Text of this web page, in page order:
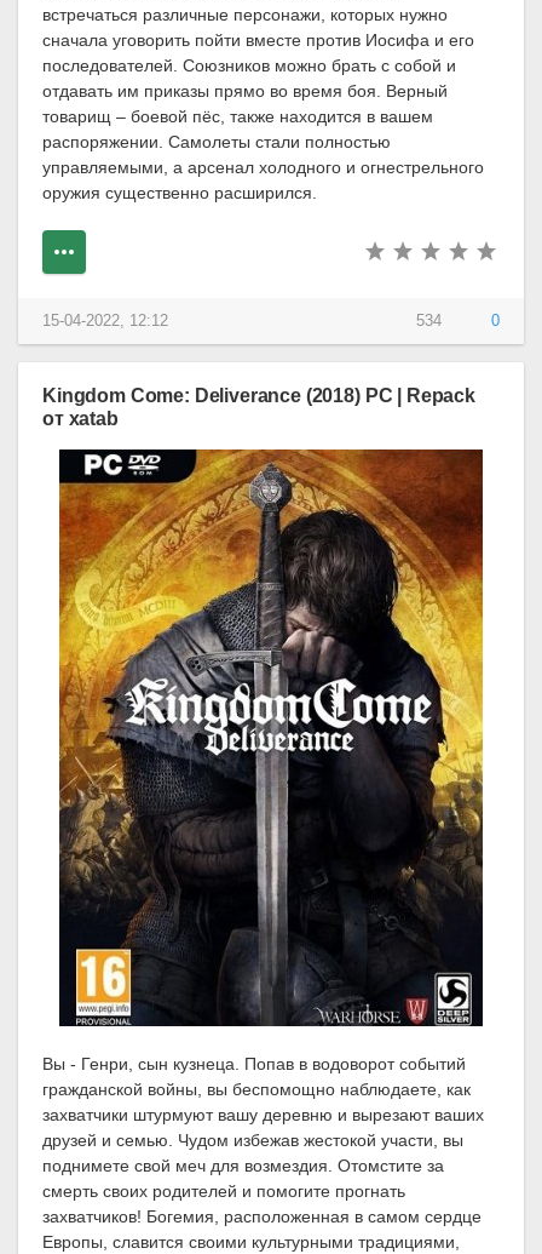
встречаться различные персонажи, которых нужно
сначала уговорить пойти вместе против Иосифа и его
последователей. Союзников можно брать с собой и
отдавать им приказы прямо во время боя. Верный
товарищ – боевой пёс, также находится в вашем
распоряжении. Самолеты стали полностью
управляемыми, а арсенал холодного и огнестрельного
оружия существенно расширился.
534 0
15-04-2022, 12:12
Kingdom Come: Deliverance (2018) PC | Repack
от xatab
Вы - Генри, сын кузнеца. Попав в водоворот событий
гражданской войны, вы беспомощно наблюдаете, как
захватчики штурмуют вашу деревню и вырезают ваших
друзей и семью. Чудом избежав жестокой участи, вы
поднимете свой меч для возмездия. Отомстите за
смерть своих родителей и помогите прогнать
захватчиков! Богемия, расположенная в самом сердце
Европы, славится своими культурными традициями,